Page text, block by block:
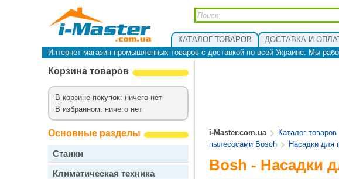
КАТАЛОГ ТОВАРОВ ДОСТАВКА И
Интернет магазин промышленных товаров с доставкой по всей Украине. Мы
Корзина товаров
В корзине покупок: ничего нет
В избранном: ничего нет
Основные разделы
Станки
Климатическая техника
i-Master.com.ua Каталог товаров
пылесосами Bosch
Насадки для
Bosh - Насадки